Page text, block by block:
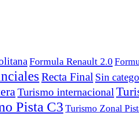
Formula Renault 2.0
Recta Final Sin
Turismo internacional
Pista C3 Turismo Zonal